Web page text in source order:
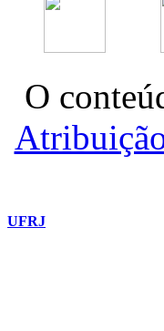
O
UFRJ